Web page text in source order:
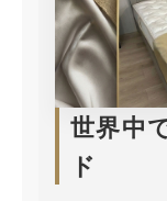
世界中
ド